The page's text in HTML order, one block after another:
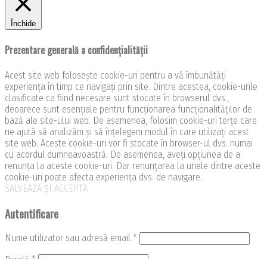
Închide
Prezentare generală a confidențialității
Acest site web folosește cookie-uri pentru a vă îmbunătăți
experiența în timp ce navigați prin site. Dintre acestea, cookie-urile
clasificate ca fiind necesare sunt stocate în browserul dvs.,
deoarece sunt esențiale pentru funcționarea funcționalităților de
bază ale site-ului web. De asemenea, folosim cookie-uri terțe care
ne ajută să analizăm și să înțelegem modul în care utilizați acest
site web. Aceste cookie-uri vor fi stocate în browser-ul dvs. numai
cu acordul dumneavoastră. De asemenea, aveți opțiunea de a
renunța la aceste cookie-uri. Dar renunțarea la unele dintre aceste
cookie-uri poate afecta experiența dvs. de navigare.
SALVEAZĂ ȘI ACCEPTĂ
Autentificare
Nume utilizator sau adresă email *